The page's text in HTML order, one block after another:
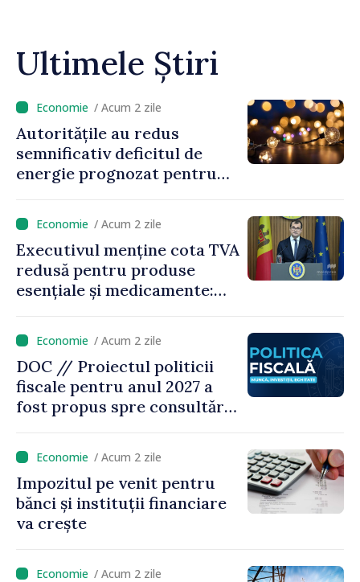
Ultimele Știri
/ Acum 2 zile
Autoritățile au redus
semnificativ deficitul de
energie prognozat pentru
/ Acum 2 zile
Executivul menține cota TVA
redusă pentru produse
esențiale și medicamente:
pe seama consumului de
bază al oamenilor”
/ Acum 2 zile
DOC // Proiectul politicii
fiscale pentru anul 2027 a
fost propus spre consultări
/ Acum 2 zile
Impozitul pe venit pentru
bănci și instituții financiare
va crește
/ Acum 2 zile